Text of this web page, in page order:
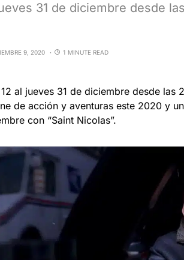
31 de diciembre desde
9, 2020 1 MINUTE READ
al jueves 31 de diciembre desde
de acción y aventuras este 2020 y
con “Saint Nicolas”.